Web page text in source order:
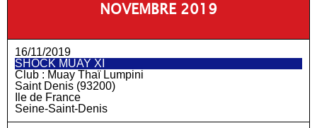
NOVEMBRE 2019
16/11/2019
SHOCK MUAY XI
Club : Muay Thaï Lumpini
Saint Denis (93200)
Ile de France
Seine-Saint-Denis